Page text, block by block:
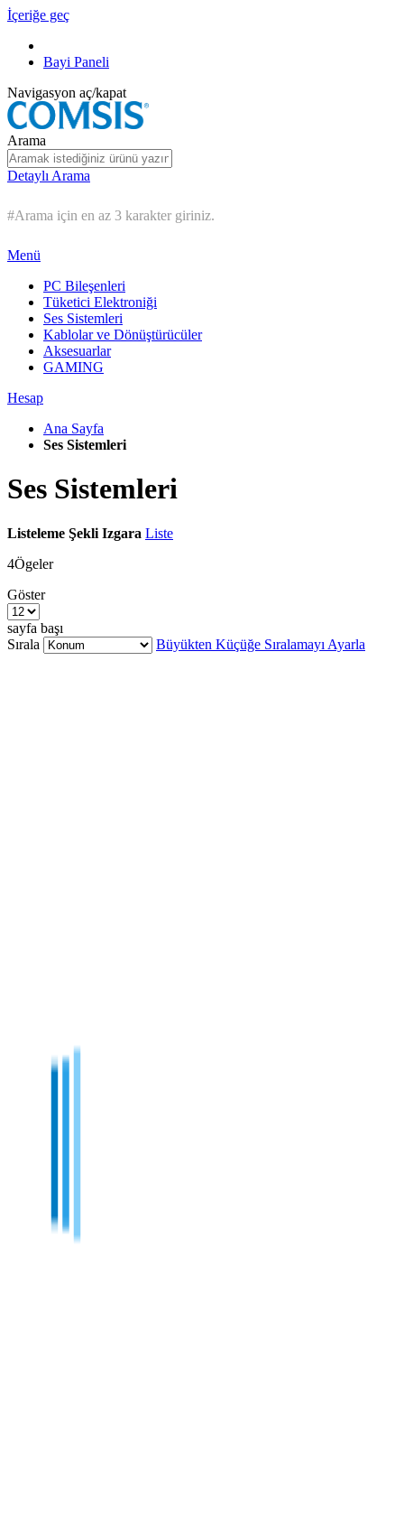
İçeriğe geç
Bayi Paneli
Navigasyon aç/kapat
Arama
Detaylı Arama
#Arama için en az 3 karakter giriniz.
Menü
PC Bileşenleri
Tüketici Elektroniği
Ses Sistemleri
Kablolar ve Dönüştürücüler
Aksesuarlar
GAMING
Hesap
Ana Sayfa
Ses Sistemleri
Ses Sistemleri
Listeleme Şekli Izgara Liste
4Ögeler
Göster
sayfa başı
Sırala
Büyükten Küçüğe Sıralamayı Ayarla